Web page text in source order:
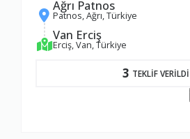
Ağrı Patnos
Patnos, Ağrı, Türkiye
Van Erciş
Erciş, Van, Türkiye
3 TEKLİF VERİLDİ